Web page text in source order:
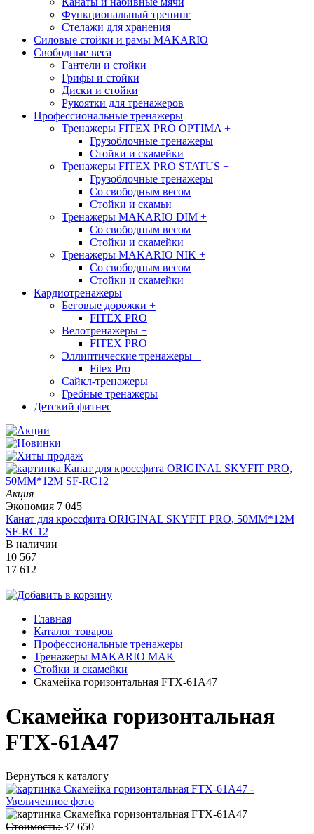
Функциональный тренинг
Стелажи для хранения
Силовые стойки и рамы MAKARIO
Свободные веса
Гантели и стойки
Грифы и стойки
Диски и стойки
Рукоятки для тренажеров
Профессиональные тренажеры
Тренажеры FITEX PRO OPTIMA +
Грузоблочные тренажеры
Стойки и скамейки
Тренажеры FITEX PRO STATUS +
Грузоблочные тренажеры
Со свободным весом
Стойки и скамьи
Тренажеры MAKARIO DIM +
Со свободным весом
Стойки и скамейки
Тренажеры MAKARIO NIK +
Со свободным весом
Стойки и скамейки
Кардиотренажеры
Беговые дорожки +
FITEX PRO
Велотренажеры +
FITEX PRO
Эллиптические тренажеры +
Fitex Pro
Сайкл-тренажеры
Гребные тренажеры
Детский фитнес
Акция
Экономия 7 045
Канат для кроссфита ORIGINAL SKYFIT PRO, 50MM*12M
SF-RС12
В наличии
10 567
17 612
Главная
Каталог товаров
Профессиональные тренажеры
Тренажеры MAKARIO MAK
Стойки и скамейки
Скамейка горизонтальная FTX-61A47
Скамейка горизонтальная
FTX-61A47
Вернуться к каталогу
Стоимость:37 650